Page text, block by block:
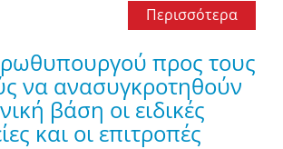
Περισσότερα
προς τους
να ανασυγκροτηθούν
βάση οι ειδικές
και οι επιτροπές